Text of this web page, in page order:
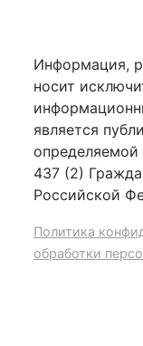
Информация,
носит
является
437 (2)
Российской
Политика
обработки